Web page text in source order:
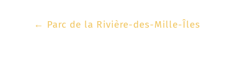
← Parc de la Rivière-des-Mille-Îles